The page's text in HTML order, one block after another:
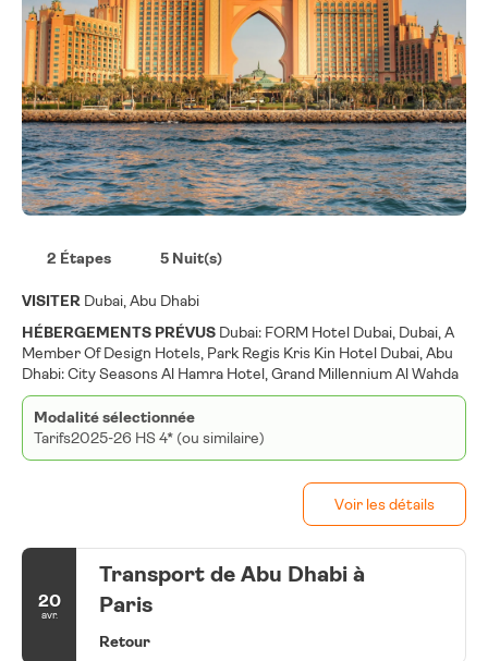
2 Étapes 5 Nuit(s)
VISITER Dubai, Abu Dhabi
HÉBERGEMENTS PRÉVUS Dubai: FORM Hotel Dubai, Dubai, A
Member Of Design Hotels, Park Regis Kris Kin Hotel Dubai, Abu
Dhabi: City Seasons Al Hamra Hotel, Grand Millennium Al Wahda
Modalité sélectionnée
Tarifs2025-26 HS 4* (ou similaire)
Voir les détails
20
avr.
Transport de Abu Dhabi à
Paris
Retour